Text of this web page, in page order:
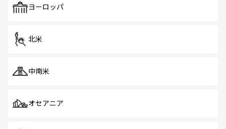
で、ホーカーズは地元の風情を楽しめる外せないスポット
ヨーロッパ
北米
中南米
オセアニア